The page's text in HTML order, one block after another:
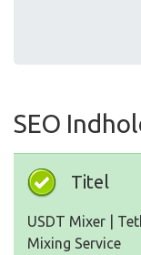
SEO
Titel
USDT Mixer |
Mixing Service